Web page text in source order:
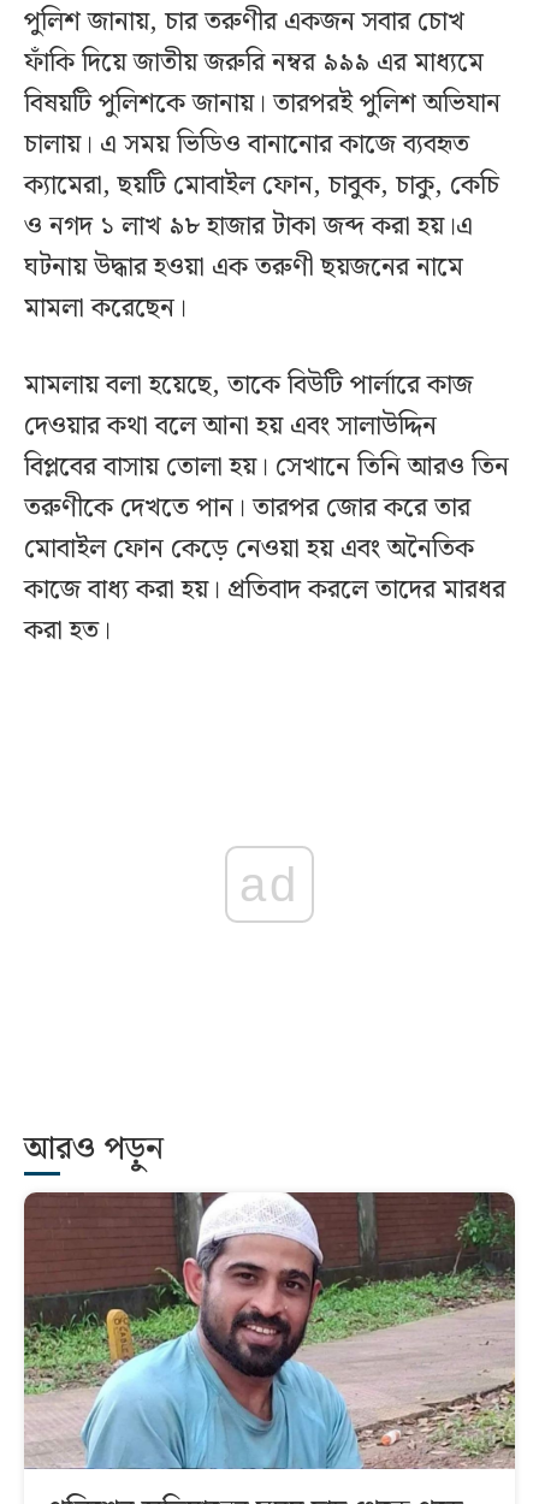
পুলিশ জানায়, চার তরুণীর একজন সবার চোখ
ফাঁকি দিয়ে জাতীয় জরুরি নম্বর ৯৯৯ এর মাধ্যমে
বিষয়টি পুলিশকে জানায়। তারপরই পুলিশ অভিযান
চালায়। এ সময় ভিডিও বানানোর কাজে ব্যবহৃত
ক্যামেরা, ছয়টি মোবাইল ফোন, চাবুক, চাকু, কেচি
ও নগদ ১ লাখ ৯৮ হাজার টাকা জব্দ করা হয়।এ
ঘটনায় উদ্ধার হওয়া এক তরুণী ছয়জনের নামে
মামলা করেছেন।
মামলায় বলা হয়েছে, তাকে বিউটি পার্লারে কাজ
দেওয়ার কথা বলে আনা হয় এবং সালাউদ্দিন
বিপ্লবের বাসায় তোলা হয়। সেখানে তিনি আরও তিন
তরুণীকে দেখতে পান। তারপর জোর করে তার
মোবাইল ফোন কেড়ে নেওয়া হয় এবং অনৈতিক
কাজে বাধ্য করা হয়। প্রতিবাদ করলে তাদের মারধর
করা হত।
ad
আরও পড়ুন